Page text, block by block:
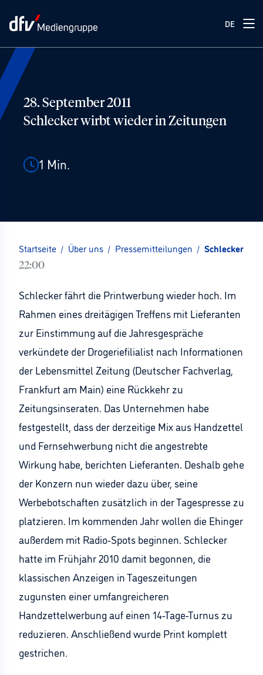
DE
28. September 2011
Schlecker wirbt wieder in Zeitungen
1 Min.
Startseite / Über uns / Pressemitteilungen / Schlecker
22:00
Schlecker fährt die Printwerbung wieder hoch. Im
Rahmen eines dreitägigen Treffens mit Lieferanten
zur Einstimmung auf die Jahresgespräche
verkündete der Drogeriefilialist nach Informationen
der Lebensmittel Zeitung (Deutscher Fachverlag,
Frankfurt am Main) eine Rückkehr zu
Zeitungsinseraten. Das Unternehmen habe
festgestellt, dass der derzeitige Mix aus Handzettel
und Fernsehwerbung nicht die angestrebte
Wirkung habe, berichten Lieferanten. Deshalb gehe
der Konzern nun wieder dazu über, seine
Werbebotschaften zusätzlich in der Tagespresse zu
platzieren. Im kommenden Jahr wollen die Ehinger
außerdem mit Radio-Spots beginnen. Schlecker
hatte im Frühjahr 2010 damit begonnen, die
klassischen Anzeigen in Tageszeitungen
zugunsten einer umfangreicheren
Handzettelwerbung auf einen 14-Tage-Turnus zu
reduzieren. Anschließend wurde Print komplett
gestrichen.